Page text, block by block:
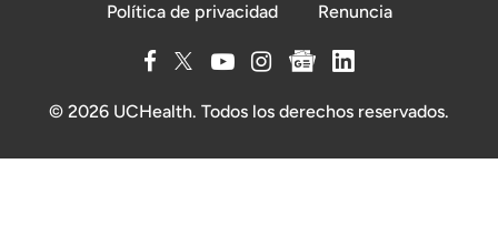
Política de privacidad Renuncia
© 2026 UCHealth. Todos los derechos reservados.